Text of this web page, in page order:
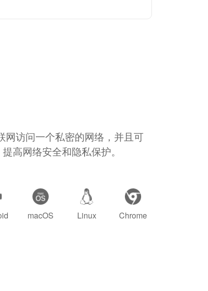
网访问一个私密的网络，并且可
高网络安全和隐私保护。
macOS Linux Chrome